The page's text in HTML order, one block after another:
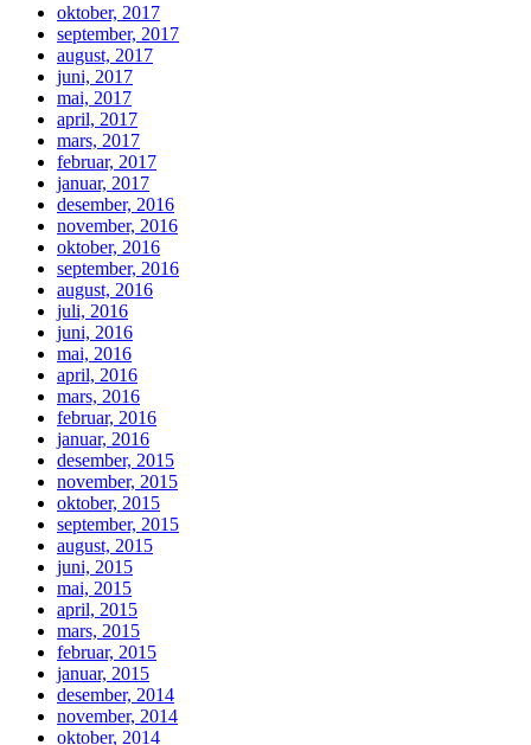
oktober, 2017
september, 2017
august, 2017
juni, 2017
mai, 2017
april, 2017
mars, 2017
februar, 2017
januar, 2017
desember, 2016
november, 2016
oktober, 2016
september, 2016
august, 2016
juli, 2016
juni, 2016
mai, 2016
april, 2016
mars, 2016
februar, 2016
januar, 2016
desember, 2015
november, 2015
oktober, 2015
september, 2015
august, 2015
juni, 2015
mai, 2015
april, 2015
mars, 2015
februar, 2015
januar, 2015
desember, 2014
november, 2014
oktober, 2014